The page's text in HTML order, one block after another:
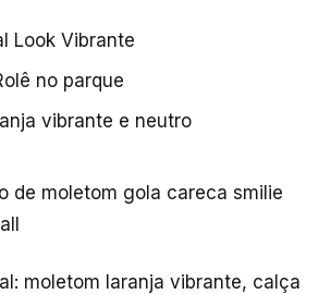
Look Vibrante
no parque
vibrante e neutro
de moletom gola careca smilie
moletom laranja vibrante, calça